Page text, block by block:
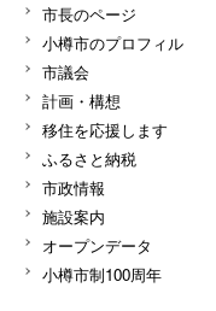
市長のページ
小樽市のプロフィル
市議会
計画・構想
移住を応援します
ふるさと納税
市政情報
施設案内
オープンデータ
小樽市制100周年